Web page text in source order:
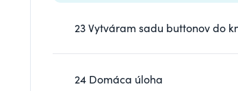
23 Vytváram sadu buttonov do
24 Domáca úloha